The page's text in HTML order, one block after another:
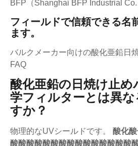
BFP（Shanghai BFP Industrial Co.
フィールドで信頼できる名
ます。
バルクメーカー向けの酸化亜鉛日
FAQ
酸化亜鉛の日焼け止め
学フィルターとは異
すか？
物理的なUVシールドです。 酸化
酸酸酸酸酸酸酸酸酸酸酸酸酸酸酸